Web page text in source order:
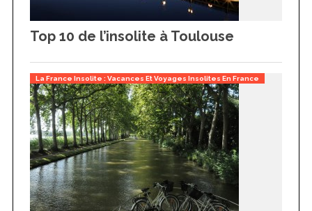
Top 10 de l’insolite à Toulouse
La France Insolite : Vacances Et Voyages Insolites En France